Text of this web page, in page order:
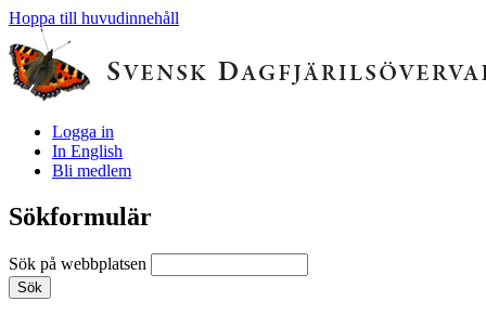
Hoppa till huvudinnehåll
Logga in
In English
Bli medlem
Sökformulär
Sök på webbplatsen